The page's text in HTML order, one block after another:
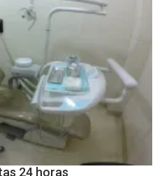
24 horas